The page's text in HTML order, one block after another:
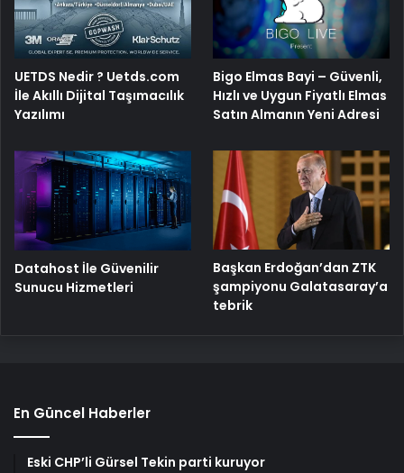
UETDS Nedir ? Uetds.com
İle Akıllı Dijital Taşımacılık
Yazılımı
Bigo Elmas Bayi – Güvenli,
Hızlı ve Uygun Fiyatlı Elmas
Satın Almanın Yeni Adresi
Datahost İle Güvenilir
Sunucu Hizmetleri
Başkan Erdoğan’dan ZTK
şampiyonu Galatasaray’a
tebrik
En Güncel Haberler
Eski CHP’li Gürsel Tekin parti kuruyor